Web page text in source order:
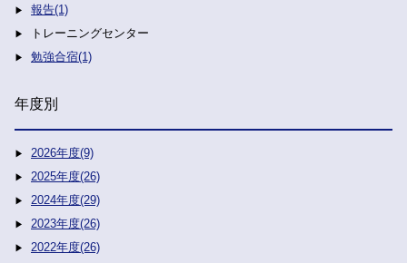
報告(1)
トレーニングセンター
勉強合宿(1)
年度別
2026年度(9)
2025年度(26)
2024年度(29)
2023年度(26)
2022年度(26)